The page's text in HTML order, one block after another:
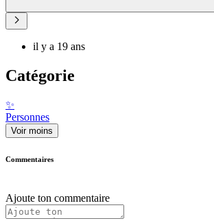
il y a 19 ans
Catégorie
✨
Personnes
Voir moins
Commentaires
Ajoute ton commentaire